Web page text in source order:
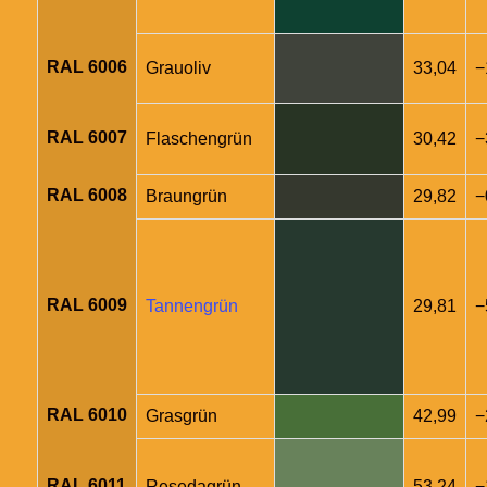
RAL 6006 Grauoliv 33,04
RAL 6007 Flaschengrün 30,42
RAL 6008 Braungrün 29,82
RAL 6009 Tannengrün 29,81
RAL 6010 Grasgrün 42,99